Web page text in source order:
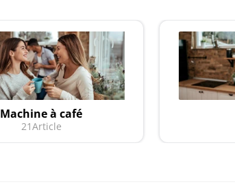
Machine à café
21Article